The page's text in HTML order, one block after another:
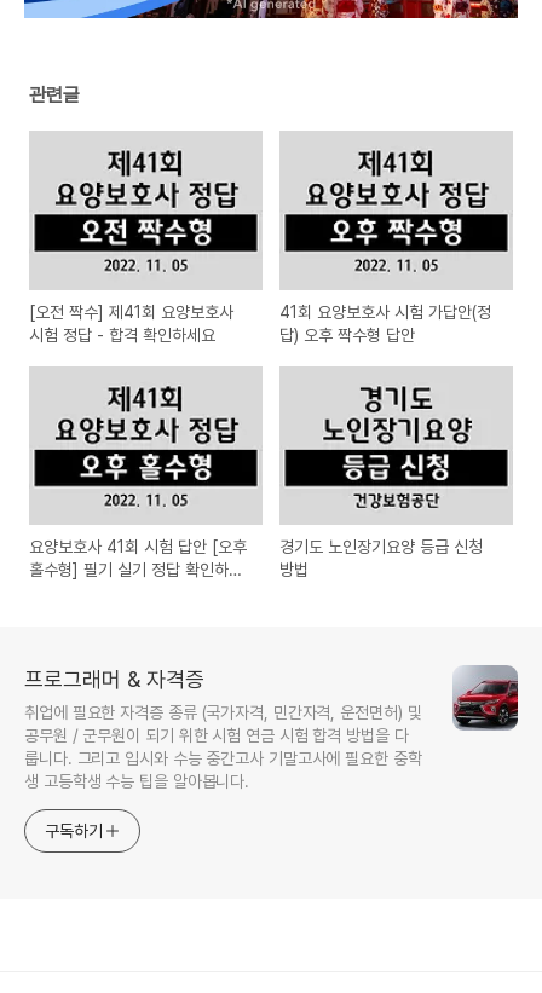
관련글
[오전 짝수] 제41회 요양보호사
시험 정답 - 합격 확인하세요
41회 요양보호사 시험 가답안(정
답) 오후 짝수형 답안
요양보호사 41회 시험 답안 [오후
홀수형] 필기 실기 정답 확인하세
경기도 노인장기요양 등급 신청
방법
프로그래머 & 자격증
취업에 필요한 자격증 종류 (국가자격, 민간자격, 운전면허) 및
공무원 / 군무원이 되기 위한 시험 연금 시험 합격 방법을 다
룹니다. 그리고 입시와 수능 중간고사 기말고사에 필요한 중학
생 고등학생 수능 팁을 알아봅니다.
구독하기